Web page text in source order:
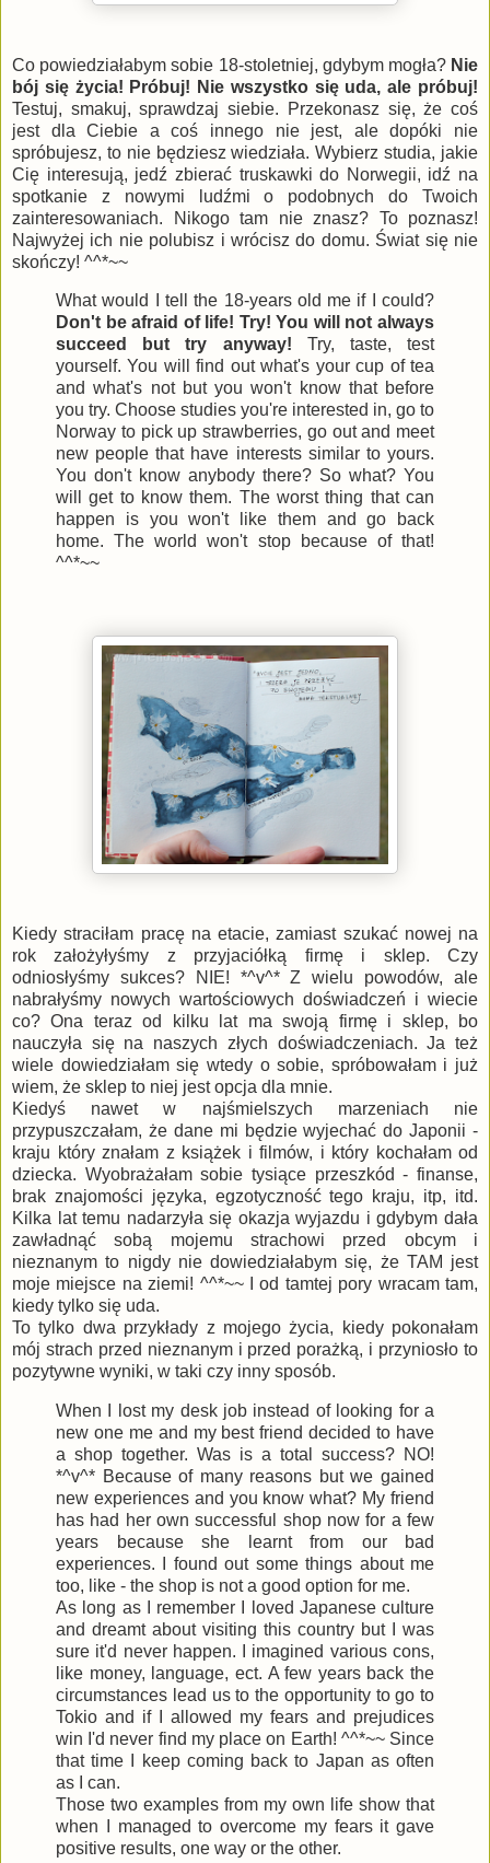
Co powiedziałabym sobie 18-stoletniej, gdybym mogła? Nie
bój się życia! Próbuj! Nie wszystko się uda, ale próbuj!
Testuj, smakuj, sprawdzaj siebie. Przekonasz się, że coś
jest dla Ciebie a coś innego nie jest, ale dopóki nie
spróbujesz, to nie będziesz wiedziała. Wybierz studia, jakie
Cię interesują, jedź zbierać truskawki do Norwegii, idź na
spotkanie z nowymi ludźmi o podobnych do Twoich
zainteresowaniach. Nikogo tam nie znasz? To poznasz!
Najwyżej ich nie polubisz i wrócisz do domu. Świat się nie
skończy! ^^*~~
What would I tell the 18-years old me if I could?
Don't be afraid of life! Try! You will not always
succeed but try anyway! Try, taste, test
yourself. You will find out what's your cup of tea
and what's not but you won't know that before
you try. Choose studies you're interested in, go to
Norway to pick up strawberries, go out and meet
new people that have interests similar to yours.
You don't know anybody there? So what? You
will get to know them. The worst thing that can
happen is you won't like them and go back
home. The world won't stop because of that!
^^*~~
Kiedy straciłam pracę na etacie, zamiast szukać nowej na
rok założyłyśmy z przyjaciółką firmę i sklep. Czy
odniosłyśmy sukces? NIE! *^v^* Z wielu powodów, ale
nabrałyśmy nowych wartościowych doświadczeń i wiecie
co? Ona teraz od kilku lat ma swoją firmę i sklep, bo
nauczyła się na naszych złych doświadczeniach. Ja też
wiele dowiedziałam się wtedy o sobie, spróbowałam i już
wiem, że sklep to niej jest opcja dla mnie.
Kiedyś nawet w najśmielszych marzeniach nie
przypuszczałam, że dane mi będzie wyjechać do Japonii -
kraju który znałam z książek i filmów, i który kochałam od
dziecka. Wyobrażałam sobie tysiące przeszkód - finanse,
brak znajomości języka, egzotyczność tego kraju, itp, itd.
Kilka lat temu nadarzyła się okazja wyjazdu i gdybym dała
zawładnąć sobą mojemu strachowi przed obcym i
nieznanym to nigdy nie dowiedziałabym się, że TAM jest
moje miejsce na ziemi! ^^*~~ I od tamtej pory wracam tam,
kiedy tylko się uda.
To tylko dwa przykłady z mojego życia, kiedy pokonałam
mój strach przed nieznanym i przed porażką, i przyniosło to
pozytywne wyniki, w taki czy inny sposób.
When I lost my desk job instead of looking for a
new one me and my best friend decided to have
a shop together. Was is a total success? NO!
*^v^* Because of many reasons but we gained
new experiences and you know what? My friend
has had her own successful shop now for a few
years because she learnt from our bad
experiences. I found out some things about me
too, like - the shop is not a good option for me.
As long as I remember I loved Japanese culture
and dreamt about visiting this country but I was
sure it'd never happen. I imagined various cons,
like money, language, ect. A few years back the
circumstances lead us to the opportunity to go to
Tokio and if I allowed my fears and prejudices
win I'd never find my place on Earth! ^^*~~ Since
that time I keep coming back to Japan as often
as I can.
Those two examples from my own life show that
when I managed to overcome my fears it gave
positive results, one way or the other.